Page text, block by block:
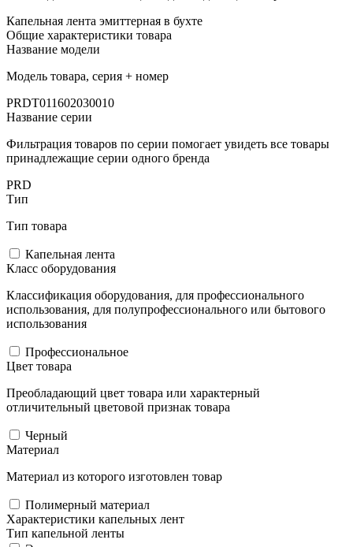
Капельная лента эмиттерная в бухте
Общие характеристики товара
Название модели
Модель товара, серия + номер
PRDT011602030010
Название серии
Фильтрация товаров по серии помогает увидеть все товары
принадлежащие серии одного бренда
PRD
Тип
Тип товара
Капельная лента
Класс оборудования
Классификация оборудования, для профессионального
использования, для полупрофессионального или бытового
использования
Профессиональное
Цвет товара
Преобладающий цвет товара или характерный
отличительный цветовой признак товара
Черный
Материал
Материал из которого изготовлен товар
Полимерный материал
Характеристики капельных лент
Тип капельной ленты